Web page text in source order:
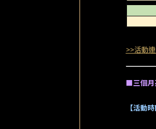
>>活動
■三個月
【活動